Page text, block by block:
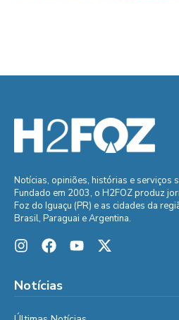
Notícias, opiniões, histórias e serviços
Fundado em 2003, o H2FOZ produz
Foz do Iguaçu (PR) e as cidades da
Brasil, Paraguai e Argentina.
Notícias